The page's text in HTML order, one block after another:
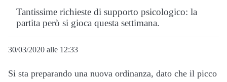
Tantissime richieste di supporto psicologico: la
partita però si gioca questa settimana.
30/03/2020 alle 12:33
Si sta preparando una nuova ordinanza, dato che il picco